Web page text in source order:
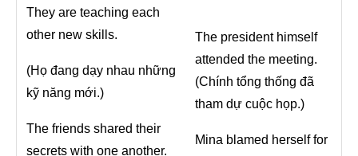
They are teaching each
other new skills.
(Họ đang dạy nhau những
kỹ năng mới.)
The friends shared their
secrets with one another.
The president himself
attended the meeting.
(Chính tổng thống đã
tham dự cuộc họp.)
Mina blamed herself for